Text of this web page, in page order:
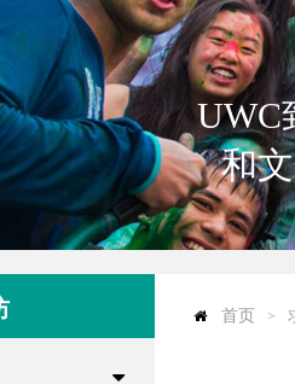
UWC
和
首页 >